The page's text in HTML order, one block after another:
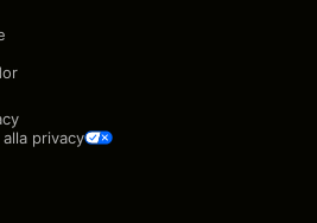
privacy